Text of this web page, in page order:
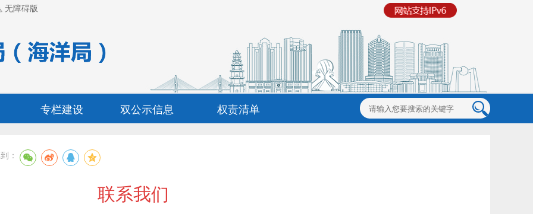
无障碍版
专栏建设 双公示信息 权责清单
：
联系我们